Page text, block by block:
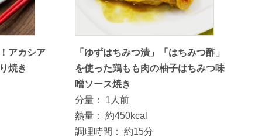
アカシア
焼き
「ゆずはちみつ漬」「はちみつ酢」
を使った鶏もも肉の柚子はちみつ味
噌ソース焼き
分量：
1人前
熱量：
約450kcal
調理時間：
約15分